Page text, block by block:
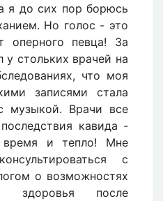
я до сих пор борюсь
Но голос - это
оперного певца! За
у стольких врачей на
что моя
записями стала
музыкой. Врачи все
кавида -
и тепло! Мне
с
о возможностях
здоровья после